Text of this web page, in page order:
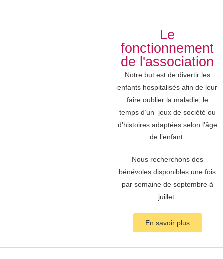
Le
fonctionnement
de l'association
Notre but est de divertir les
enfants hospitalisés afin de leur
faire oublier la maladie, le
temps d’un jeux de société ou
d’histoires adaptées selon l’âge
de l’enfant.
Nous recherchons des
bénévoles disponibles une fois
par semaine de septembre à
juillet.
En savoir plus